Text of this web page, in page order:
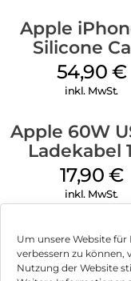
Um unsere Website
verbessern zu können,
Nutzung der Website
Apple
Silicone
MagSafe
Green
54,90 €
inkl. MwSt.
Apple 60W
Ladekabel
Weiß
17,90 €
inkl. MwSt.